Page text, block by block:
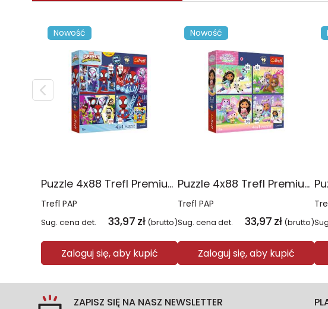
Nowość
Puzzle 4x88 Trefl Premium Plus Kids Pajęczy dzień Spidey 34696
Trefl PAP
Sug. cena det. 33,97 zł (brutto)
Zaloguj się, aby kupić
Nowość
Puzzle 4x88 Trefl Premium Plus Kids Kocie harce Koci Domek Gabi 34694
Trefl PAP
Sug. cena det. 33,97 zł (brutto)
Zaloguj się, aby kupić
ZAPISZ SIĘ NA NASZ NEWSLETTER